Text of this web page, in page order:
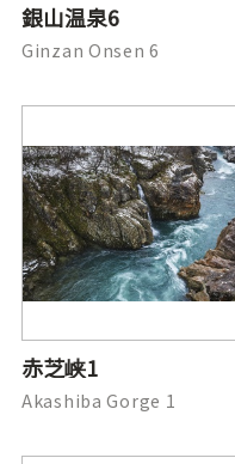
銀山温泉6
Ginzan Onsen 6
赤芝峡1
Akashiba Gorge 1